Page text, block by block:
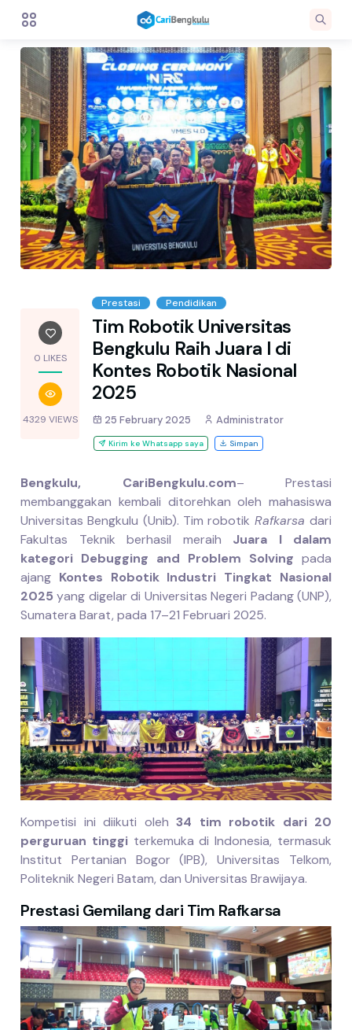
0 LIKES
4329 VIEWS
Prestasi Pendidikan
Tim Robotik Universitas
Bengkulu Raih Juara I di
Kontes Robotik Nasional
2025
25 February 2025 Administrator
Kirim ke Whatsapp saya Simpan
Bengkulu, CariBengkulu.com– Prestasi
membanggakan kembali ditorehkan oleh mahasiswa
Universitas Bengkulu (Unib). Tim robotik Rafkarsadari
Fakultas Teknik berhasil meraih Juara I dalam
kategori Debugging and Problem Solving pada
ajang Kontes Robotik Industri Tingkat Nasional
2025yang digelar di Universitas Negeri Padang (UNP),
Sumatera Barat, pada 17–21 Februari 2025.
Kompetisi ini diikuti oleh 34 tim robotik dari 20
perguruan tinggiterkemuka di Indonesia, termasuk
Institut Pertanian Bogor (IPB), Universitas Telkom,
Politeknik Negeri Batam, dan Universitas Brawijaya.
Prestasi Gemilang dari Tim Rafkarsa